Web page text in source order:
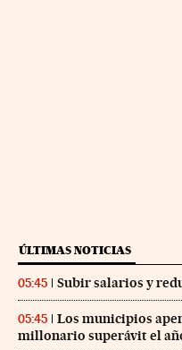
ÚLTIMAS NOTICIAS
05:45 Subir salarios y
05:45
Los municipios
millonario superávit el